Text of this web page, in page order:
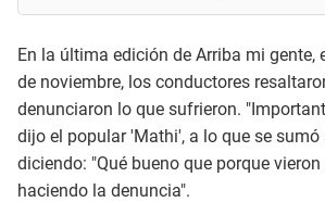
En la última edición de Arriba mi gente,
de noviembre, los conductores
denunciaron lo que sufrieron.
dijo el popular 'Mathi', a lo que se sumó
diciendo: "Qué bueno que porque
haciendo la denuncia".